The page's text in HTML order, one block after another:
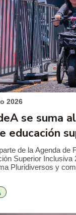
2026
se suma
educación
al empleo
de la Agenda de
Superior Inclusiva
Pluridiversos y
el cuarto espacio